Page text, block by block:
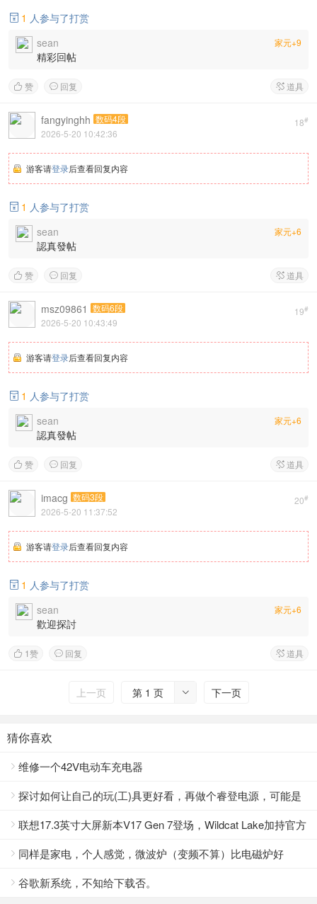
 1 人参与了打赏
家元+9
sean
精彩回帖
 赞  回复  道具
18#
fangyinghh 数码4段
2026-5-20 10:42:36
游客请登录后查看回复内容
 1 人参与了打赏
家元+6
sean
認真發帖
 赞  回复  道具
19#
msz09861 数码6段
2026-5-20 10:43:49
游客请登录后查看回复内容
 1 人参与了打赏
家元+6
sean
認真發帖
 赞  回复  道具
20#
imacg 数码3段
2026-5-20 11:37:52
游客请登录后查看回复内容
 1 人参与了打赏
家元+6
sean
歡迎探討
 1赞  回复  道具
上一页 
第 1 页 下一页
猜你喜欢
 维修一个42V电动车充电器
 探讨如何让自己的玩(工)具更好看，再做个睿登电源，可能是
论坛最漂亮的
 联想17.3英寸大屏新本V17 Gen 7登场，Wildcat Lake加持官方
实测续航冲过14小时
 同样是家电，个人感觉，微波炉（变频不算）比电磁炉好
修。。。
 谷歌新系统，不知给下载否。